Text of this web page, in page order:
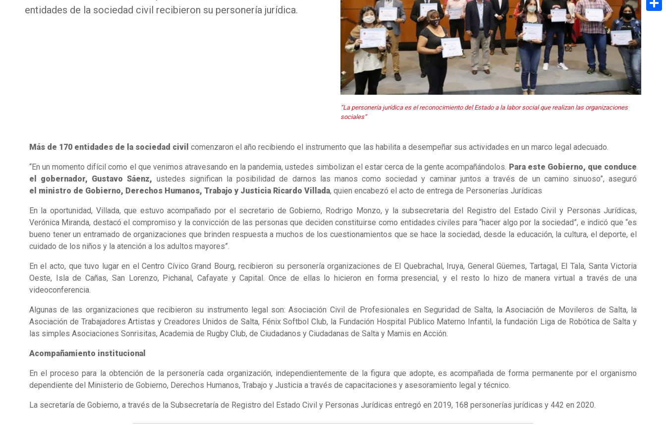
entidades de la sociedad civil recibieron su personería jurídica.
“La personería jurídica es el reconocimiento del Estado a la labor social que realizan las organizaciones
sociales”
Más de 170 entidades de la sociedad civil comenzaron el año recibiendo el instrumento que las habilita a desempeñar sus actividades en un marco legal adecuado.
“En un momento difícil como el que venimos atravesando en la pandemia, ustedes simbolizan el estar cerca de la gente acompañándolos. Para este Gobierno, que conduce
el gobernador, Gustavo Sáenz, ustedes significan la posibilidad de darnos las manos como sociedad y caminar juntos a través de un camino sinuoso”, aseguró
el ministro de Gobierno, Derechos Humanos, Trabajo y Justicia Ricardo Villada, quien encabezó el acto de entrega de Personerías Jurídicas
En la oportunidad, Villada, que estuvo acompañado por el secretario de Gobierno, Rodrigo Monzo, y la subsecretaria del Registro del Estado Civil y Personas Jurídicas,
Verónica Miranda, destacó el compromiso y la convicción de las personas que deciden constituirse como entidades civiles para “hacer algo por la sociedad”, e indicó que “es
bueno tener un entramado de organizaciones que brinden respuesta a muchos de los cuestionamientos que se hace la sociedad, desde la educación, la cultura, el deporte, el
cuidado de los niños y la atención a los adultos mayores”.
En el acto, que tuvo lugar en el Centro Cívico Grand Bourg, recibieron su personería organizaciones de El Quebrachal, Iruya, General Güemes, Tartagal, El Tala, Santa Victoria
Oeste, Isla de Cañas, San Lorenzo, Pichanal, Cafayate y Capital. Once de ellas lo hicieron en forma presencial, y el resto lo hizo de manera virtual a través de una
videoconferencia.
Algunas de las organizaciones que recibieron su instrumento legal son: Asociación Civil de Profesionales en Seguridad de Salta, la Asociación de Movileros de Salta, la
Asociación de Trabajadores Artistas y Creadores Unidos de Salta, Fénix Softbol Club, la Fundación Hospital Público Materno Infantil, la fundación Liga de Robótica de Salta y
las simples Asociaciones Sonrisitas, Academia de Rugby Club, de Ciudadanos y Ciudadanas de Salta y Mamis en Acción.
Acompañamiento institucional
En el proceso para la obtención de la personería cada organización, independientemente de la figura que adopte, es acompañada de forma permanente por el organismo
dependiente del Ministerio de Gobierno, Derechos Humanos, Trabajo y Justicia a través de capacitaciones y asesoramiento legal y técnico.
La secretaría de Gobierno, a través de la Subsecretaría de Registro del Estado Civil y Personas Jurídicas entregó en 2019, 168 personerías jurídicas y 442 en 2020.